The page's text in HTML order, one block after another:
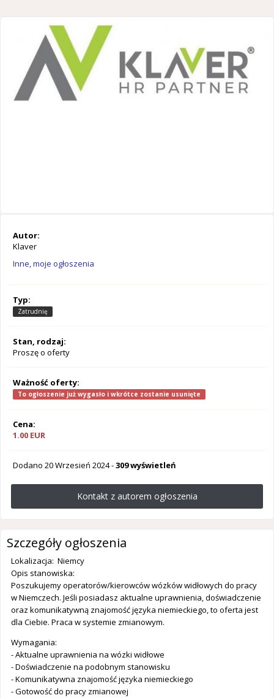
Autor:
Klaver
Inne, moje ogłoszenia
Typ:
Zatrudnię
Stan, rodzaj:
Proszę o oferty
Ważność oferty:
To ogłoszenie już wygasło i wkrótce zostanie usunięte
Cena:
1.00 EUR
Dodano 20 Wrzesień 2024-309 wyświetleń
Kontakt z autorem ogłoszenia
Szczegóły ogłoszenia
Lokalizacja: Niemcy
Opis stanowiska:
Poszukujemy operatorów/kierowców wózków widłowych do pracy
w Niemczech. Jeśli posiadasz aktualne uprawnienia, doświadczenie
oraz komunikatywną znajomość języka niemieckiego, to oferta jest
dla Ciebie. Praca w systemie zmianowym.
Wymagania:
- Aktualne uprawnienia na wózki widłowe
- Doświadczenie na podobnym stanowisku
- Komunikatywna znajomość języka niemieckiego
- Gotowość do pracy zmianowej